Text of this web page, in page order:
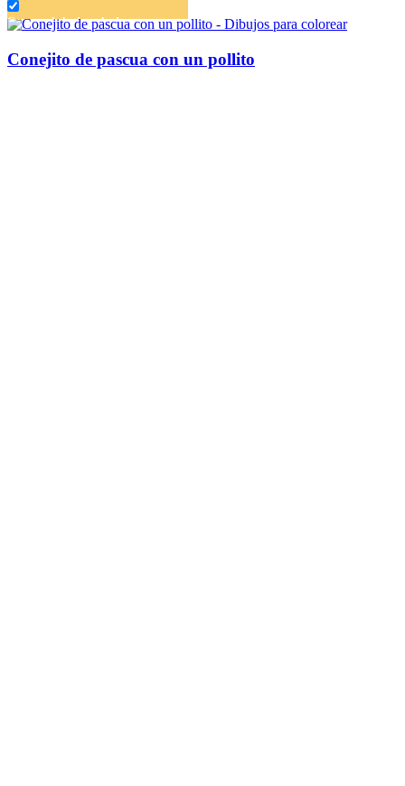
Cuentos de hadas y hadas
Deporte
Conejito de pascua con un pollito